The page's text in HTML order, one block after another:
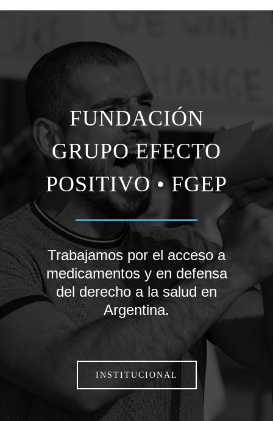
FUNDACIÓN
GRUPO EFECTO
POSITIVO • FGEP
Trabajamos por el acceso a
medicamentos y en defensa
del derecho a la salud en
Argentina.
INSTITUCIONAL